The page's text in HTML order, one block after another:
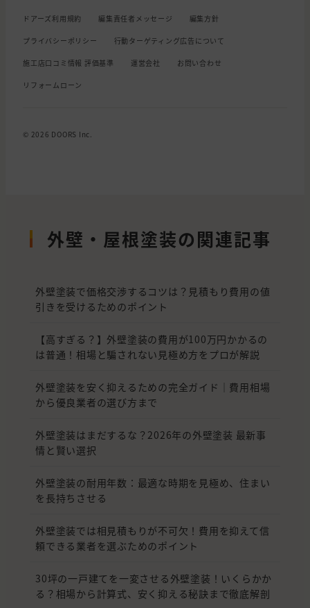
ドアーズ利用規約 編集責任者メッセージ 編集方針
プライバシーポリシー 行動ターゲティング広告について
施工店口コミ情報 評価基準 運営会社 お問い合わせ
リフォームローン
© 2026 DOORS Inc.
外壁・屋根塗装の関連記事
外壁塗装で価格交渉するコツは？見積もり費用の値
引きを受けるためのポイント
【高すぎる？】外壁塗装の費用が100万円かかるの
は普通！相場と騙されない見極め方をプロが解説
外壁塗装を安く抑えるための完全ガイド｜費用相場
から優良業者の選び方まで
外壁塗装はまだするな？2026年の外壁塗装 最新事
情と賢い選択
外壁塗装の耐用年数：最適な時期を見極め、住まい
を長持ちさせる
外壁塗装では相見積もりが不可欠！費用を抑えて信
頼できる業者を選ぶためのポイント
30坪の一戸建てを一変させる外壁塗装！いくらかか
る？相場から計算式、安く抑える秘訣まで徹底解剖